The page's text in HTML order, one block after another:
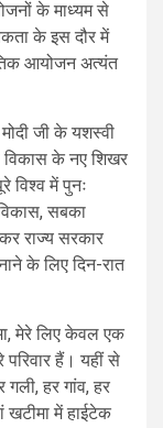
के माध्यम से
के इस दौर में
आयोजन अत्यंत
जी के यशस्वी
विकास के नए शिखर
विश्व में पुनः
सबका
राज्य सरकार
के लिए दिन-रात
मेरे लिए केवल एक
हैं। यहीं से
हर गांव, हर
खटीमा में हाईटेक